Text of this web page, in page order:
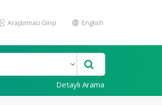
Araştırmacı Girişi English
Detaylı Arama